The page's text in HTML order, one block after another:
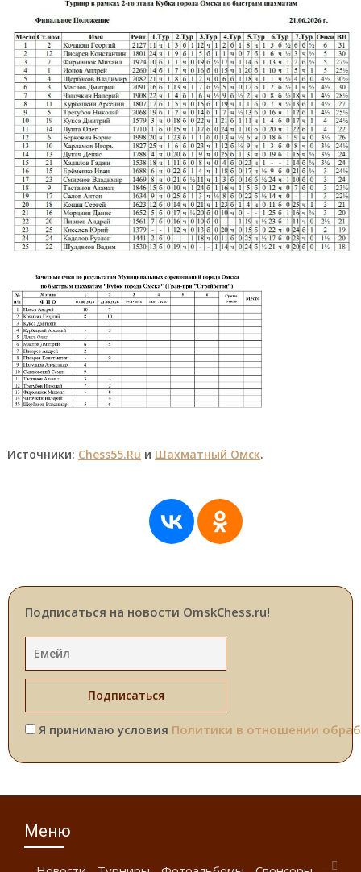
Источники: Chess55.Ru и Шахматный Омск.
Подписаться на новости OmskChess.ru!
Я принимаю условия Политики в отношении
Меню